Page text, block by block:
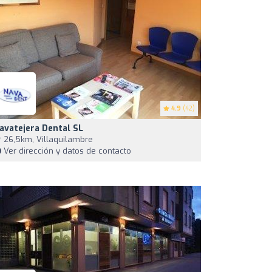
4.9 (42)
Dental SL
26,5km, Villaquilambre
Ver dirección y datos de contacto